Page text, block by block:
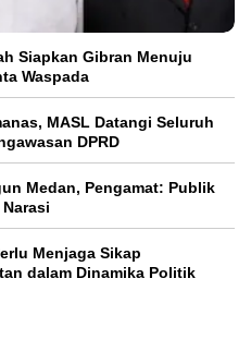
Siapkan Gibran Menuju
Waspada
MASL Datangi Seluruh
DPRD
Medan, Pengamat: Publik
Menjaga Sikap
dalam Dinamika Politik